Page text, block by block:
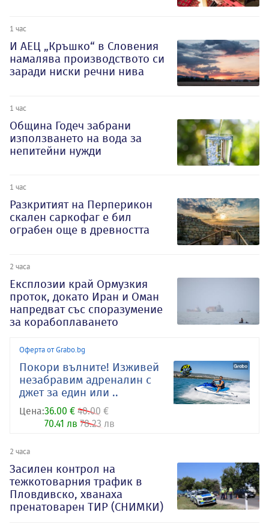
1 час
И АЕЦ „Кръшко“ в Словения
намалява производството си
заради ниски речни нива
1 час
Община Годеч забрани
използването на вода за
непитейни нужди
1 час
Разкритият на Перперикон
скален саркофаг е бил
ограбен още в древността
2 часа
Експлозии край Ормузкия
проток, докато Иран и Оман
напредват със споразумение
за корабоплаването
Оферта от Grabo.bg
Покори вълните! Изживей
незабравим адреналин с
джет за един или ..
Цена:36.00 € 40.00 €
70.41 лв 78.23 лв
2 часа
Засилен контрол на
тежкотоварния трафик в
Пловдивско, хванаха
пренатоварен ТИР (СНИМКИ)